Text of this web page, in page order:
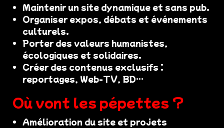
Maintenir un site dynamique et sans pub.
Organiser expos, débats et événements
culturels.
Porter des valeurs humanistes,
écologiques et solidaires.
Créer des contenus exclusifs :
reportages, Web-TV, BD…
Où vont les pépettes ?
Amélioration du site et projets